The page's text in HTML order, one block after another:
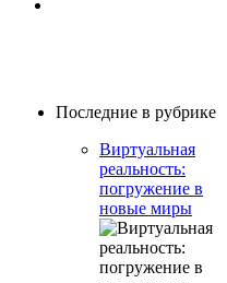
Последние в рубрике
Виртуальная
реальность:
погружение в
новые миры